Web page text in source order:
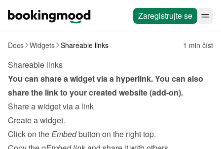
Zaregistrujte se
Docs Widgets Shareable links 1 min číst
Shareable links
You can share a widget via a hyperlink. You can also
share the link to your created website (add-on).
Share a widget via a link
Create a widget.
Click on the Embed button on the right top.